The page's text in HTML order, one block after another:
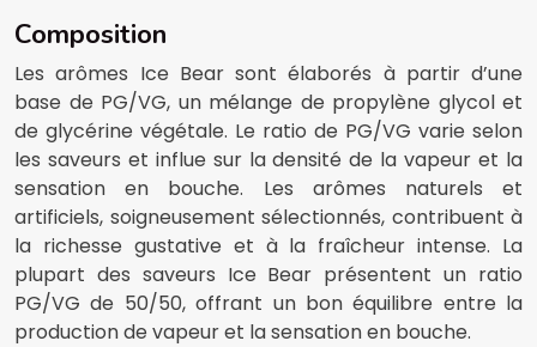
Composition
Les arômes Ice Bear sont élaborés à partir d’une
base de PG/VG, un mélange de propylène glycol et
de glycérine végétale. Le ratio de PG/VG varie selon
les saveurs et influe sur la densité de la vapeur et la
sensation en bouche. Les arômes naturels et
artificiels, soigneusement sélectionnés, contribuent à
la richesse gustative et à la fraîcheur intense. La
plupart des saveurs Ice Bear présentent un ratio
PG/VG de 50/50, offrant un bon équilibre entre la
production de vapeur et la sensation en bouche.